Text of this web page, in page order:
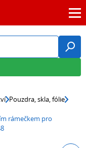
Pouzdra, skla, fólie
rámečkem pro